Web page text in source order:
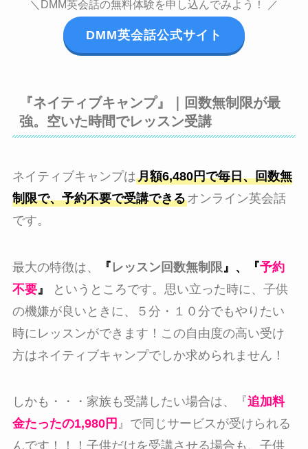
＼DMM英会話の無料体験を申し込んでみよう！ ／
DMM英会話公式サイト
『ネイティブキャンプ』｜回数無制限が最
強。空いた時間でレッスン受講
ネイティブキャンプは月額6,480円で毎日、回数無
制限で、予約不要で受講できるオンライン英会話
です。
最大の特徴は、 『レッスン 回数無制限 』、 『予約
不要』
というところです。思い立った時に、子供
の機嫌が良いときに、５分・１０分でもやりたい
時にレッスンができます！この自由度の高い受け
方はネイティブキャンプでしか求められません！
しかも・・・家族も受講したい場合は、『追加料
金たったの1,980円 』で同じサービスが受けられる
んです！！！子供だけを受講させる場合も、子供